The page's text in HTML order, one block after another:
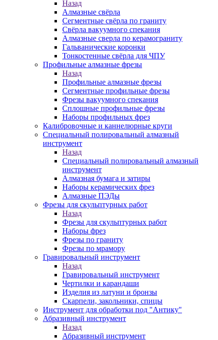
Назад
Алмазные свёрла
Сегментные свёрла по граниту
Свёрла вакуумного спекания
Алмазные сверла по керамограниту
Гальванические коронки
Тонкостенные свёрла для ЧПУ
Профильные алмазные фрезы
Назад
Профильные алмазные фрезы
Сегментные профильные фрезы
Фрезы вакуумного спекания
Сплошные профильные фрезы
Наборы профильных фрез
Калибровочные и каннелюрные круги
Специальный полировальный алмазный
инструмент
Назад
Специальный полировальный алмазный
инструмент
Алмазная бумага и затиры
Наборы керамических фрез
Алмазные ПЭДы
Фрезы для скульптурных работ
Назад
Фрезы для скульптурных работ
Наборы фрез
Фрезы по граниту
Фрезы по мрамору
Гравировальный инструмент
Назад
Гравировальный инструмент
Чертилки и карандаши
Изделия из латуни и бронзы
Скарпели, закольники, спицы
Инструмент для обработки под "Антику"
Абразивный инструмент
Назад
Абразивный инструмент